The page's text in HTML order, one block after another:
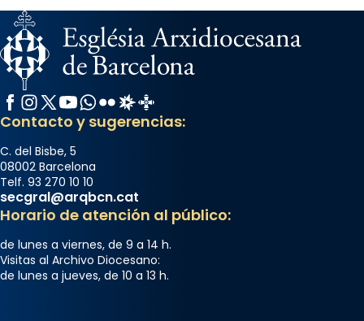
Memòria de les santes Juliana i
Semproniana, verges i màrtirs.
Acompanyant la història de sant Cugat, a
partir de l’Edat Mitjana sorgeix la tradició
que les santes Juliana (“relatiu a Júlia”) i
Semproniana (“relatiu a Semprònia =
eterna”) són deixebles seves. I l’any 1667, el
frare Joan Gaspar Roig, afirma en una obra
que les santes són filles de l’antiga Iluro.
Mataró en reivindicarà les relíq
...Ver más
Foto
Facebook
Instagram
X / Twitter
YouTube
WhatsApp
FlickrRadio Estel
Catalunya Cristiana
Contacto y sugerencias:
C. del Bisbe, 5
08002 Barcelona
Telf. 93 270 10 10
secgral@arqbcn.cat
Horario de atención al público:
de lunes a viernes, de 9 a 14 h.
Visitas al Archivo Diocesano:
de lunes a jueves, de 10 a 13 h.